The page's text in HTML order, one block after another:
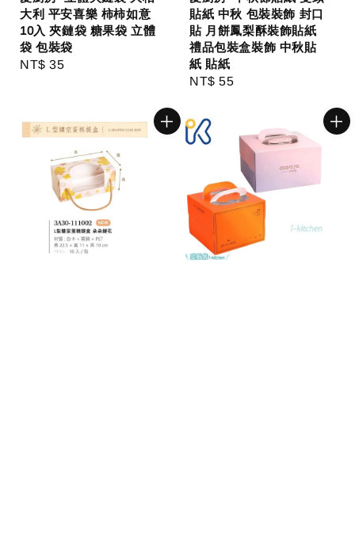
大利 平安喜樂 柿柿如意
10入 夾鏈袋 糖果袋 立體
袋 包裝袋
Regular
NT$ 35
貼紙 中秋 包裝裝飾 封口
貼 月餅鳳梨酥裝飾貼紙
禮品包裝盒裝飾 中秋貼
紙 貼紙
Regular
NT$ 55